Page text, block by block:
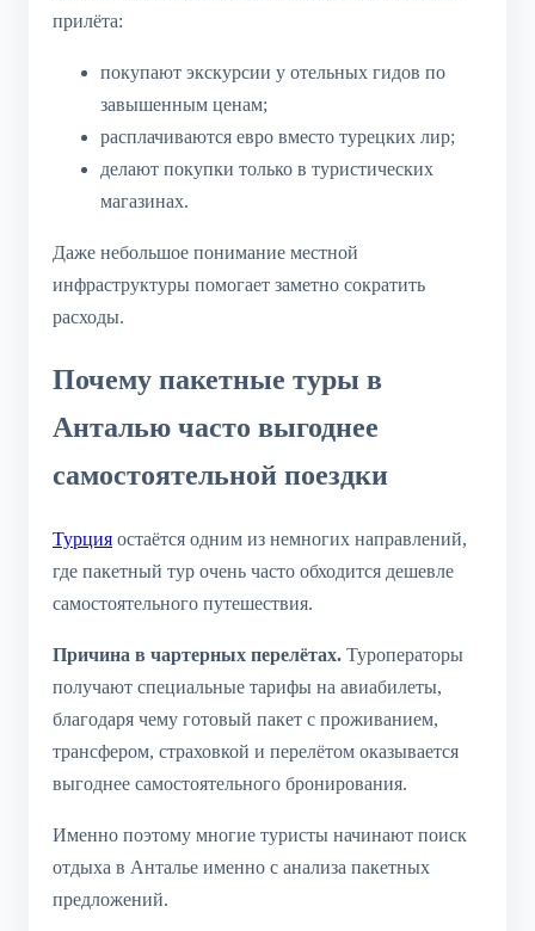
прилёта:
покупают экскурсии у отельных гидов по
завышенным ценам;
расплачиваются евро вместо турецких лир;
делают покупки только в туристических
магазинах.
Даже небольшое понимание местной
инфраструктуры помогает заметно сократить
расходы.
Почему пакетные туры в
Анталью часто выгоднее
самостоятельной поездки
Турция остаётся одним из немногих направлений,
где пакетный тур очень часто обходится дешевле
самостоятельного путешествия.
Причина в чартерных перелётах. Туроператоры
получают специальные тарифы на авиабилеты,
благодаря чему готовый пакет с проживанием,
трансфером, страховкой и перелётом оказывается
выгоднее самостоятельного бронирования.
Именно поэтому многие туристы начинают поиск
отдыха в Анталье именно с анализа пакетных
предложений.